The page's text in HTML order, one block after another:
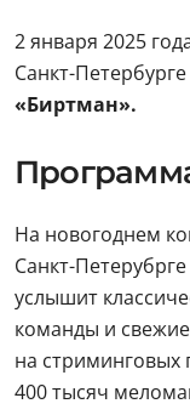
2 января 2025
Санкт-
«Биртман».
На новогоднем
Санкт-
услышит
команды и
на стриминговых
400 тысяч